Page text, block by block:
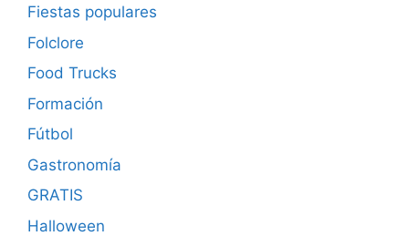
Fiestas populares
Folclore
Food Trucks
Formación
Fútbol
Gastronomía
GRATIS
Halloween